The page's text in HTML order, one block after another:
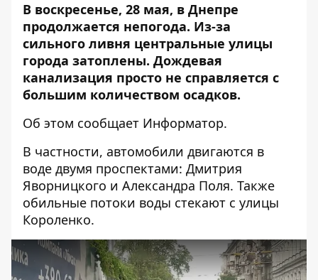
В воскресенье, 28 мая, в Днепре
продолжается непогода. Из-за
сильного ливня центральные улицы
города затоплены. Дождевая
канализация просто не справляется с
большим количеством осадков.
Об этом сообщает Информатор.
В частности, автомобили двигаются в
воде двумя проспектами: Дмитрия
Яворницкого и Александра Поля. Также
обильные потоки воды стекают с улицы
Короленко.